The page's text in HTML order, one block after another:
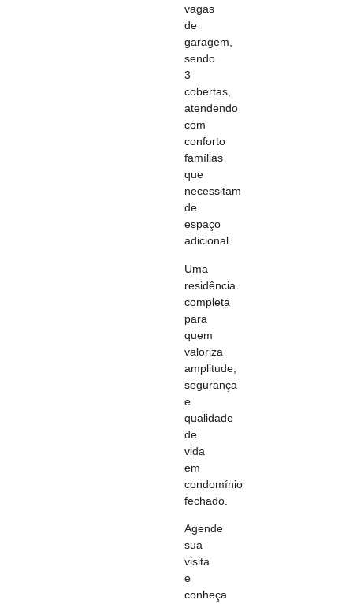
vagas
de
garagem,
sendo
3
cobertas,
atendendo
com
conforto
famílias
que
necessitam
de
espaço
adicional.
Uma
residência
completa
para
quem
valoriza
amplitude,
segurança
e
qualidade
de
vida
em
condomínio
fechado.
Agende
sua
visita
e
conheça